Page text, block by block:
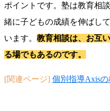
ポイントです。塾は教育相
緒に子どもの成績を伸ばし
います。 教育相談は、お互
る場でもあるのです。
[関連ページ] 個別指導Axis